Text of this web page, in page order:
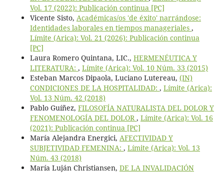
Vol. 17 (2022): Publicación continua [PC]
Vicente Sisto, Académicas/os 'de éxito' narrándose:
Identidades laborales en tiempos manageriales ,
Límite (Arica): Vol. 21 (2026): Publicación continua
[PC]
Laura Romero Quintana, LIC., HERMENÉUTICA Y
LITERATURA: , Límite (Arica): Vol. 10 Núm. 33 (2015)
Esteban Marcos Dipaola, Luciano Lutereau, (IN)
CONDICIONES DE LA HOSPITALIDAD: , Límite (Arica):
Vol. 13 Núm. 42 (2018)
Pablo Guíñez, FILOSOFÍA NATURALISTA DEL DOLOR Y
FENOMENOLOGÍA DEL DOLOR , Límite (Arica): Vol. 16
(2021): Publicación continua [PC]
María Alejandra Energici, AFECTIVIDAD Y
SUBJETIVIDAD FEMENINA: , Límite (Arica): Vol. 13
Núm. 43 (2018)
María Luján Christiansen, DE LA INVALIDACIÓN